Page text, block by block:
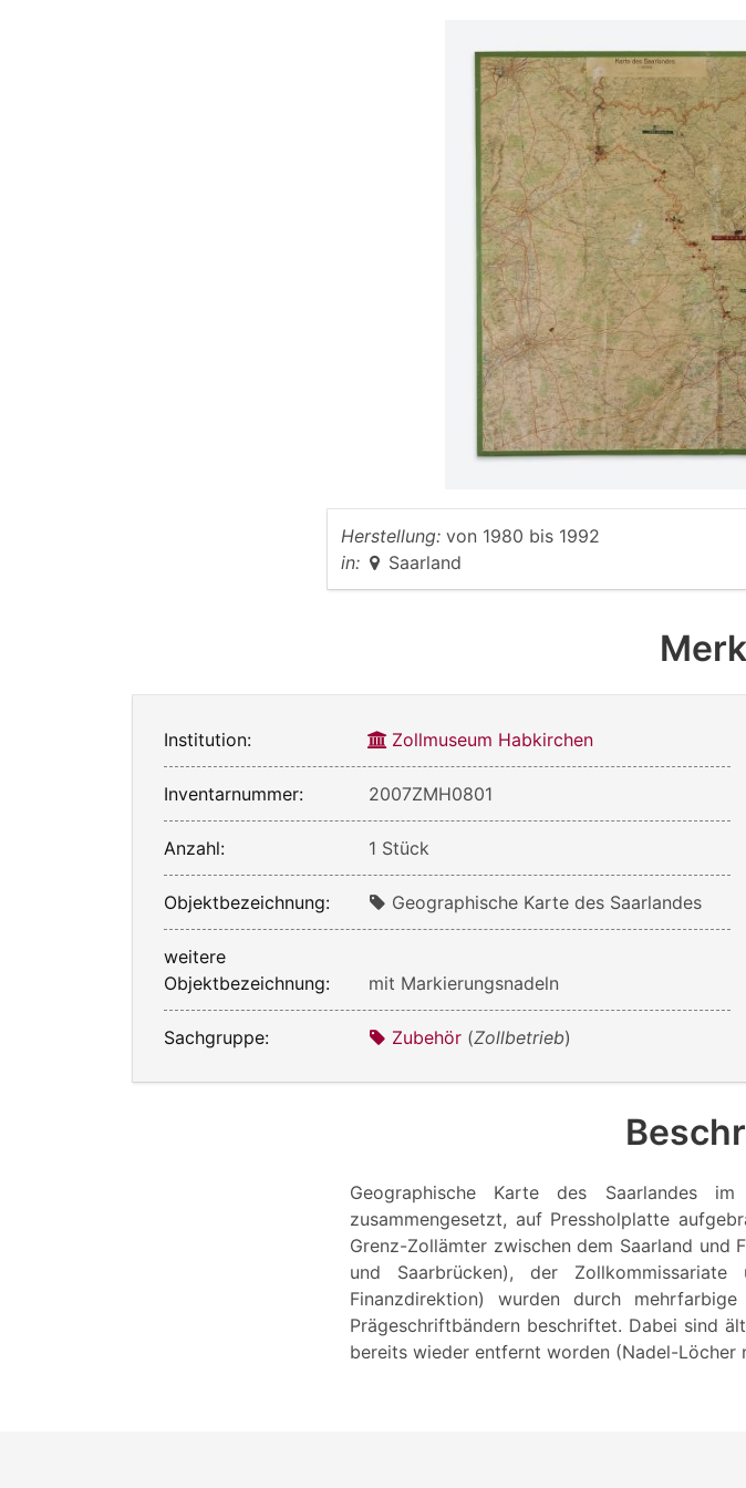
Herstellung: von 1980 bis 1992
in:
Saarland
Institution: Zollmuseum Habkirchen
Inventarnummer: 2007ZMH0801
Anzahl: 1 Stück
Objektbezeichnung: Geographische Karte des Saarlandes
weitere
Objektbezeichnung:
mit Markierungsnadeln
Sachgruppe: Zubehör (Zollbetrieb)
Geographische Karte des Saarlandes
zusammengesetzt, auf Pressholplatte
Grenz-Zollämter zwischen dem Saarland und
und Saarbrücken), der
Finanzdirektion) wurden durch
Prägeschriftbändern beschriftet. Dabei sind
bereits wieder entfernt worden (Nadel-Löcher